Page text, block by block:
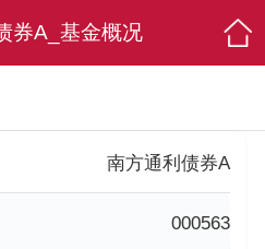
券A_基金概况
南方通利债券A
000563